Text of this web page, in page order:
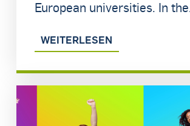
European universities. In
WEITERLESEN